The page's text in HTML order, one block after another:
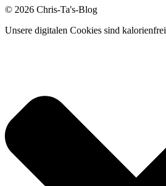
© 2026 Chris-Ta's-Blog
Unsere digitalen Cookies sind kalorienfrei